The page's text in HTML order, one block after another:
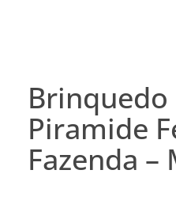
Piramide
Fazenda –